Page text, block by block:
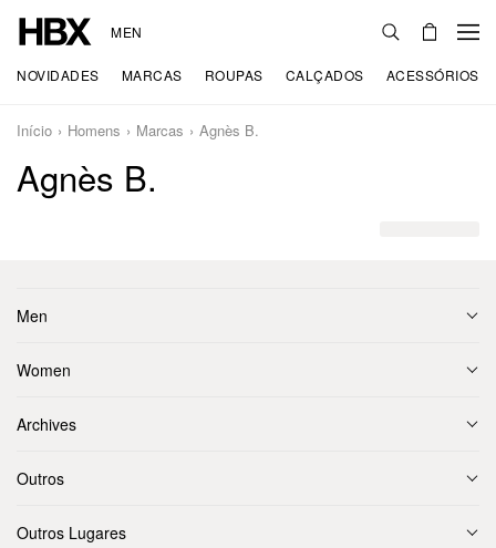
MEN
NOVIDADES MARCAS ROUPAS CALÇADOS ACESSÓRIOS
Início Homens Marcas Agnès B.
Agnès B.
Men
Women
Archives
Outros
Outros Lugares